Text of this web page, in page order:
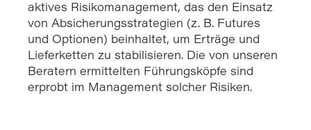
aktives Risikomanagement, das den Einsatz
von Absicherungsstrategien (z. B. Futures
und Optionen) beinhaltet, um Erträge und
Lieferketten zu stabilisieren. Die von unseren
Beratern ermittelten Führungsköpfe sind
erprobt im Management solcher Risiken.